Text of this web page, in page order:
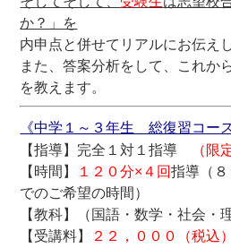
か？」を
内申点と併せてリアルにお伝え
また、答案分析をして、これか
を教えます。
《中学１～３年生 総復習コース
【指導】完全１対１指導
（限
【時間】
１２０分×４回指導（
でのご希望の時間）
【教科】（国語・数学・社会・
【受講料】
２２，０００（税込）